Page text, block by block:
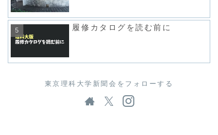
履修カタログを読む前に
東京理科大学新聞会をフォローする